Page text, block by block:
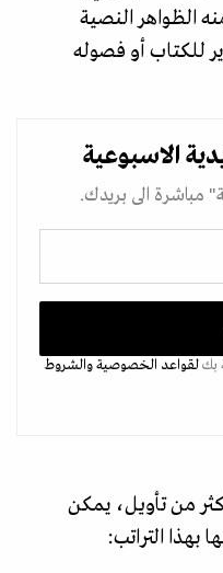
الظواهر النصية
للكتاب أو فصوله
الاسبوعية
مباشرة الى بريدك.
بكلقواعد الخصوصيةوالشروط
من تأويل، يمكن
بهذا التراتب: